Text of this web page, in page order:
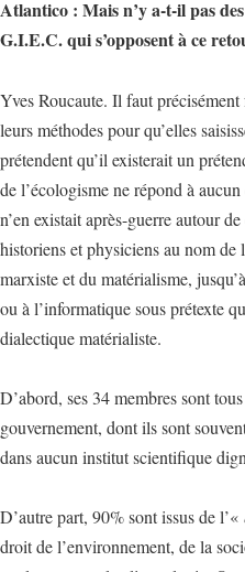
Atlantico : Mais n’y a-t-il pas
G.I.E.C. qui s’opposent à ce
Yves Roucaute. Il faut
leurs méthodes pour qu’elles
prétendent qu’il existerait un
de l’écologisme ne répond à
n’en existait après-guerre autour
historiens et physiciens au nom de
marxiste et du matérialisme,
ou à l’informatique sous prétexte
dialectique matérialiste.
D’abord, ses 34 membres sont
gouvernement, dont ils sont
dans aucun institut scientifique
D’autre part, 90% sont issus de l’«
droit de l’environnement, de la